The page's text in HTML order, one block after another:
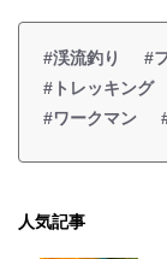
#渓流釣り #
#トレッキング
#ワークマン
人気記事